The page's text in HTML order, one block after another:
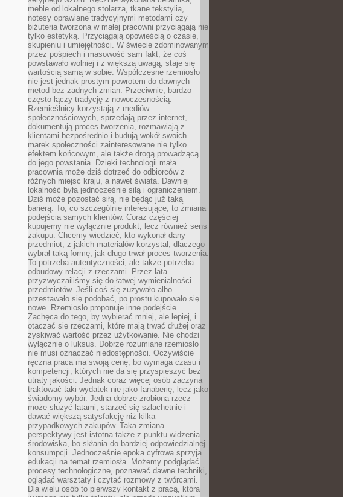
meble od lokalnego stolarza, tkane tekstylia,
notesy oprawiane tradycyjnymi metodami czy
biżuteria tworzona w małej pracowni przyciągają nie
tylko estetyką. Przyciągają opowieścią o czasie,
skupieniu i umiejętności. W świecie zdominowanym
przez pośpiech i masowość sam fakt, że coś
powstawało wolniej i z większą uwagą, staje się
wartością samą w sobie. Współczesne rzemiosło
nie jest jednak prostym powrotem do dawnych
metod bez żadnych zmian. Przeciwnie, bardzo
często łączy tradycję z nowoczesnością.
Rzemieślnicy korzystają z mediów
społecznościowych, sprzedają przez internet,
dokumentują proces tworzenia, rozmawiają z
klientami bezpośrednio i budują wokół swoich
marek społeczności zainteresowane nie tylko
efektem końcowym, ale także drogą prowadzącą
do jego powstania. Dzięki technologii mała
pracownia może dziś dotrzeć do odbiorców z
różnych miejsc kraju, a nawet świata. Dawniej
lokalność była jednocześnie siłą i ograniczeniem.
Dziś może pozostać siłą, nie będąc już taką
barierą. To, co szczególnie interesujące, to zmiana
podejścia samych klientów. Coraz częściej
kupujemy nie wyłącznie produkt, lecz również sens
zakupu. Chcemy wiedzieć, kto wykonał dany
przedmiot, z jakich materiałów korzystał, dlaczego
wybrał taką formę, jak długo trwał proces tworzenia.
To potrzeba autentyczności, ale także potrzeba
odbudowy relacji z rzeczami. Przez lata
przyzwyczailiśmy się do łatwej wymienialności
przedmiotów. Jeśli coś się zużywało albo
przestawało się podobać, po prostu kupowało się
nowe. Rzemiosło proponuje inne podejście.
Zachęca do tego, by wybierać mniej, ale lepiej, i
otaczać się rzeczami, które mają trwać dłużej oraz
zyskiwać wartość przez użytkowanie. Nie chodzi
wyłącznie o luksus. Dobrze rozumiane rzemiosło
nie musi oznaczać niedostępności. Oczywiście
ręczna praca ma swoją cenę, bo wymaga czasu i
kompetencji, których nie da się przyspieszyć bez
utraty jakości. Jednak coraz więcej osób zaczyna
traktować taki wydatek nie jako fanaberię, lecz jako
świadomy wybór. Jedna dobrze zrobiona rzecz
może służyć latami, starzeć się szlachetnie i
dawać większą satysfakcję niż kilka
przypadkowych zakupów. Taka zmiana
perspektywy jest istotna także z punktu widzenia
środowiska, bo skłania do bardziej odpowiedzialnej
konsumpcji. Jednocześnie epoka cyfrowa sprzyja
edukacji na temat rzemiosła. Możemy podglądać
procesy technologiczne, poznawać dawne techniki,
oglądać warsztaty i czytać rozmowy z twórcami.
Dla wielu osób to pierwszy kontakt z pracą, która